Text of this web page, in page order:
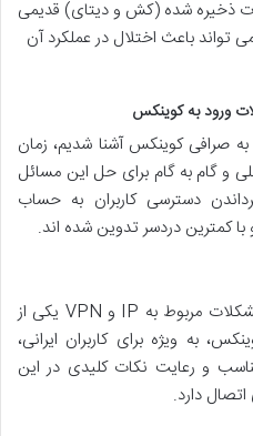
ذخیره شده (کش و دیتای) قدیمی
تواند باعث اختلال در عملکرد آن
ورود به کوینکس
صرافی کوینکس آشنا شدیم، زمان
و گام به گام برای حل این مسائل
دسترسی کاربران به حساب
کمترین دردسر تدوین شده اند.
همان طور که پیش تر گفته شد، مشکلات مربوط به IP و VPN یکی از
به ویژه برای کاربران ایرانی،
و رعایت نکات کلیدی در این
دارد.